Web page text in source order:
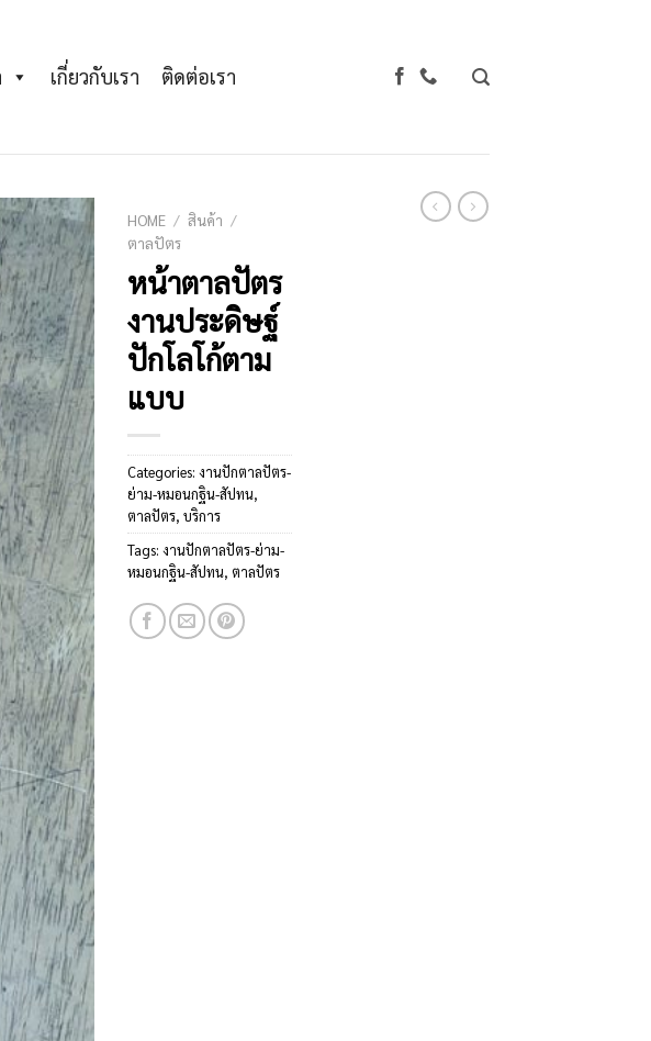
เกี่ยวกับเรา ติดต่อเรา
Add to
Wishlist
HOME / สินค้า /
ตาลปัตร
หน้าตาลปัตร
งานประดิษฐ์
ปักโลโก้ตาม
แบบ
Categories: งานปักตาลปัตร-
ย่าม-หมอนกฐิน-สัปทน,
ตาลปัตร, บริการ
Tags: งานปักตาลปัตร-ย่าม-
หมอนกฐิน-สัปทน, ตาลปัตร